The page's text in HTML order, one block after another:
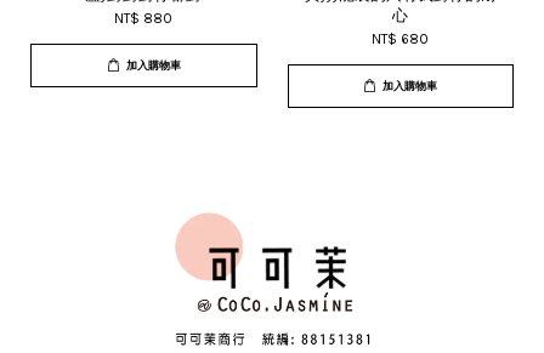
NT$ 880
加入購物車
心
NT$ 680
加入購物車